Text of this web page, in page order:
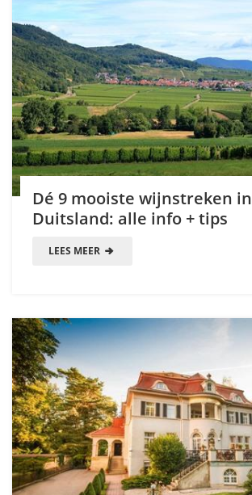
Dé 9 mooiste wijnstreken in
Duitsland: alle info + tips
LEES MEER